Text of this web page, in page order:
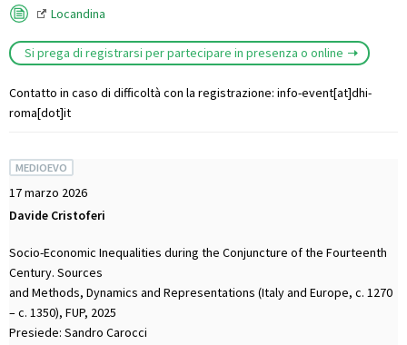
Locandina
Si prega di registrarsi per partecipare in presenza o online
Contatto in caso di difficoltà con la registrazione: info-event[at]dhi-
roma[dot]it
MEDIOEVO
17 marzo 2026
Davide Cristoferi
Socio-Economic Inequalities during the Conjuncture of the Fourteenth
Century. Sources
and Methods, Dynamics and Representations (Italy and Europe, c. 1270
– c. 1350), FUP, 2025
Presiede: Sandro Carocci